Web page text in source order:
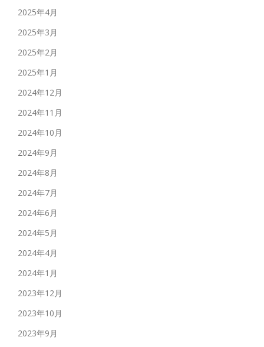
2025年4月
2025年3月
2025年2月
2025年1月
2024年12月
2024年11月
2024年10月
2024年9月
2024年8月
2024年7月
2024年6月
2024年5月
2024年4月
2024年1月
2023年12月
2023年10月
2023年9月